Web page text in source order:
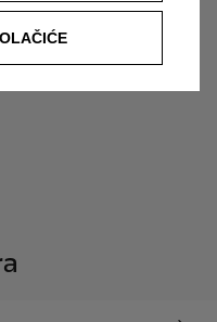
i ovlašteni Opel partneri ne